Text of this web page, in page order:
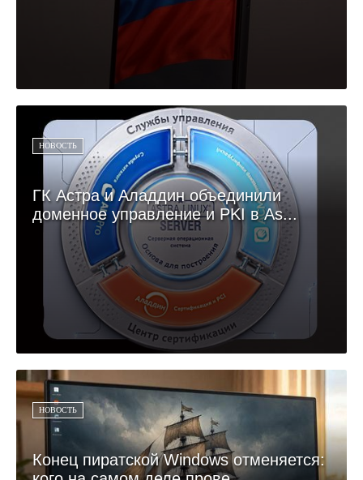
НОВОСТЬ
ГК Астра и Аладдин объединили
доменное управление и PKI в As...
НОВОСТЬ
Конец пиратской Windows отменяется: